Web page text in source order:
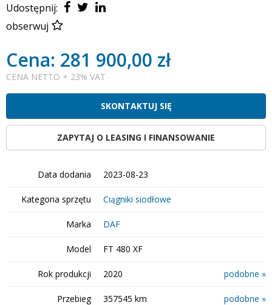
Udostępnij:
obserwuj
Cena: 281 900,00 zł
CENA NETTO + 23% VAT
SKONTAKTUJ SIĘ
ZAPYTAJ O LEASING I FINANSOWANIE
Data dodania 2023-08-23
Kategoria sprzętu Ciągniki siodłowe
Marka DAF
Model FT 480 XF
Rok produkcji 2020 podobne »
Przebieg 357545 km podobne »